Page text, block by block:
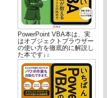
PowerPoint VBA本は、実
はオブジェクトブラウザー
の使い方を徹底的に解説し
た本です↓↓